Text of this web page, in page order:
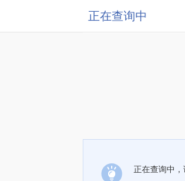
正在查询中
正在查询中